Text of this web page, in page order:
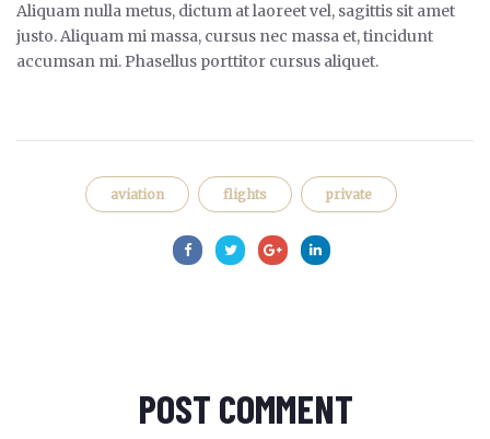
Aliquam nulla metus, dictum at laoreet vel, sagittis sit amet
justo. Aliquam mi massa, cursus nec massa et, tincidunt
accumsan mi. Phasellus porttitor cursus aliquet.
aviation flights private
POST COMMENT